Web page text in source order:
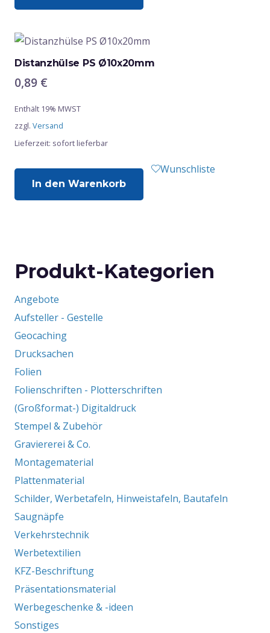
Distanzhülse PS Ø10x20mm
0,89 €
Enthält 19% MWST
zzgl. Versand
Lieferzeit: sofort lieferbar
In den Warenkorb
Wunschliste
Produkt-Kategorien
Angebote
Aufsteller - Gestelle
Geocaching
Drucksachen
Folien
Folienschriften - Plotterschriften
(Großformat-) Digitaldruck
Stempel & Zubehör
Graviererei & Co.
Montagematerial
Plattenmaterial
Schilder, Werbetafeln, Hinweistafeln, Bautafeln
Saugnäpfe
Verkehrstechnik
Werbetextilien
KFZ-Beschriftung
Präsentationsmaterial
Werbegeschenke & -ideen
Sonstiges